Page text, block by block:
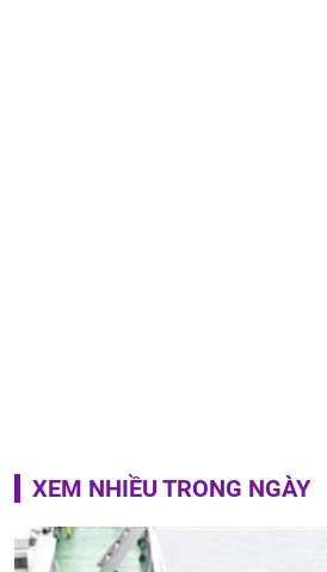
XEM NHIỀU TRONG NGÀY